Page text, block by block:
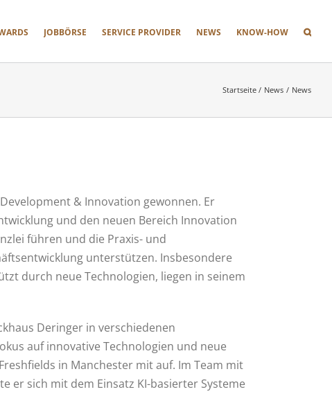
JOBBÖRSE SERVICE PROVIDER NEWS KNOW-HOW
Startseite News News
& Innovation gewonnen. Er
und den neuen Bereich Innovation
führen und die Praxis- und
unterstützen. Insbesondere
durch neue Technologien, liegen in seinem
Deringer in verschiedenen
auf innovative Technologien und neue
in Manchester mit auf. Im Team mit
er sich mit dem Einsatz KI-basierter Systeme